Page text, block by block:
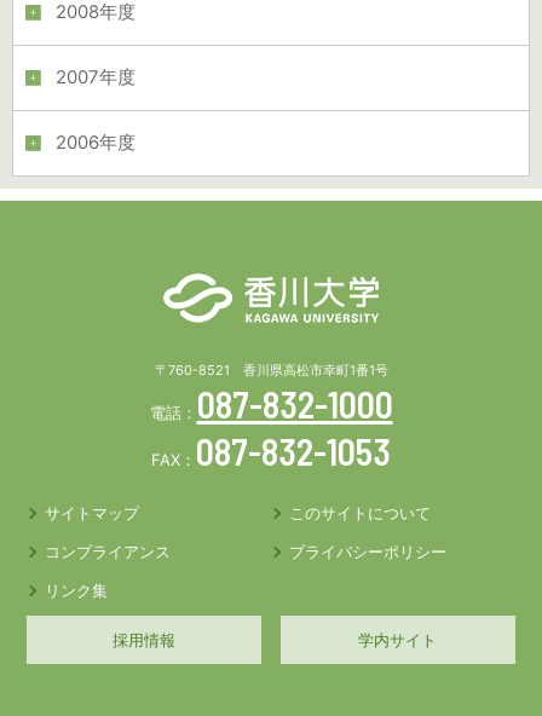
2008年度
2007年度
2006年度
〒760-8521 香川県高松市幸町1番1号
電話： 087-832-1000
FAX： 087-832-1053
サイトマップ
このサイトについて
コンプライアンス
プライバシーポリシー
リンク集
採用情報 学内サイト